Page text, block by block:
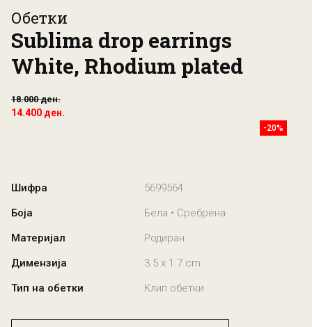
Обетки
Sublima drop earrings
White, Rhodium plated
18.000 ден.
14.400 ден.
-20%
Шифра
5699564
Боја
Бела • Сребрена
Материјал
Родиран
Димензија
3.5 x 1.7 cm
Тип на обетки
Клип обетки